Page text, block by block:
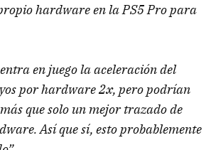
hardware en la PS5 Pro para
entra en juego la aceleración del
por hardware 2x, pero podrían
que solo un mejor trazado de
Así que sí, esto probablemente